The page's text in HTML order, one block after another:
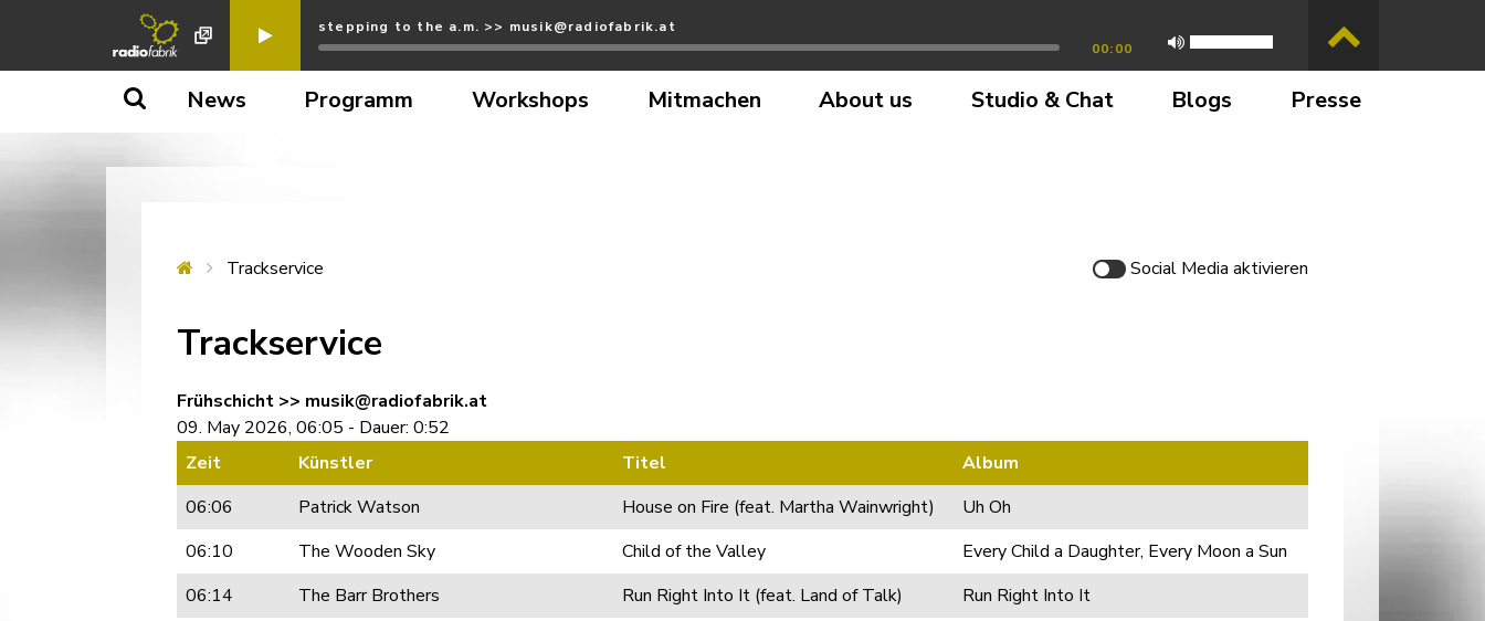
stepping to the a.m. >> musik@radiofabrik.at
00:00
News Programm Workshops Mitmachen About us Studio & Chat Blogs Presse
Trackservice Social Media aktivieren
Trackservice
Frühschicht >> musik@radiofabrik.at
09. May 2026, 06:05 - Dauer: 0:52
Zeit
Künstler Titel
Album
06:06
Patrick Watson House on Fire (feat. Martha Wainwright)
Uh Oh
06:10
The Wooden Sky Child of the Valley
Every Child a Daughter, Every Moon a Sun
06:14
The Barr Brothers Run Right Into It (feat. Land of Talk)
Run Right Into It